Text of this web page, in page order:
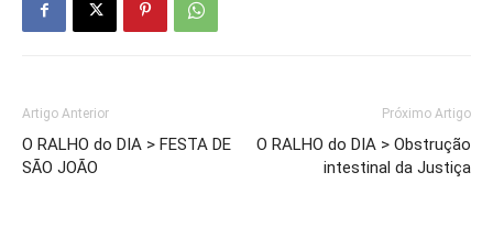
Artigo Anterior
O RALHO do DIA > FESTA DE
SÃO JOÃO
Próximo Artigo
O RALHO do DIA > Obstrução
intestinal da Justiça